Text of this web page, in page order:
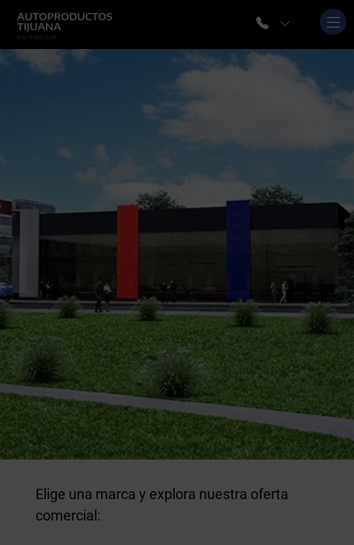
Elige una marca y explora nuestra oferta
comercial: